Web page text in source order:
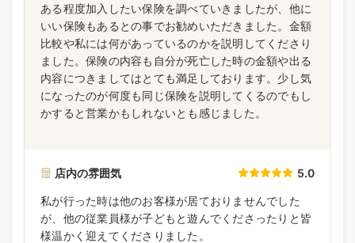
ある程度加入したい保険を調べていきましたが、他に
いい保険もあるとの事でお勧めいただきました。金額
比較や私には何があっているのかを説明してくださり
ました。保険の内容も自分が死亡した時の金額や出る
内容につきましてはとても満足しております。少し気
になったのが何度も同じ保険を説明してくるのでもし
かすると営業かもしれないとも感じました。
店内の雰囲気 5.0
私が行った時は他のお客様が居ておりませんでした
が、他の従業員様が子どもと遊んでくださったりと皆
様温かく迎えてくださりました。